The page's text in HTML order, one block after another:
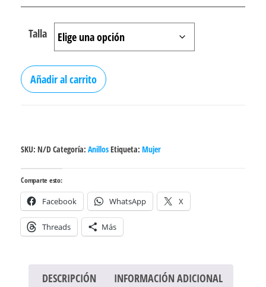
Talla
Anillo
serpiente
cantidad
Añadir al carrito
SKU: N/DCategoría: AnillosEtiqueta: Mujer
Comparte esto:
Facebook WhatsApp X
Threads Más
DESCRIPCIÓN
INFORMACIÓN ADICIONAL